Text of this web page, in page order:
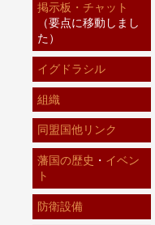
掲示板・チャット
（要点に移動しまし
た）
イグドラシル
組織
同盟国他リンク
藩国の歴史 ・ イベン
ト
防衛設備